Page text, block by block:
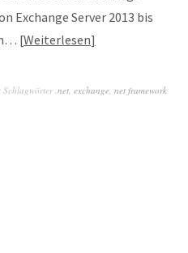
Exchange Server 2013 bis
Weiterlesen
Schlagwörter.net, exchange, net framework